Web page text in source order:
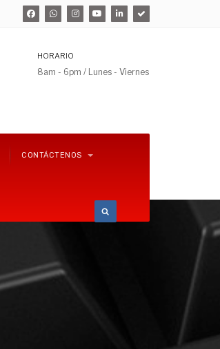
HORARIO
8am - 6pm / Lunes - Viernes
CONTÁCTENOS